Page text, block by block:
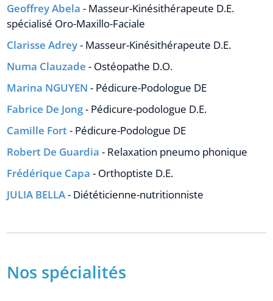
Geoffrey Abela- Masseur-Kinésithérapeute D.E.
spécialisé Oro-Maxillo-Faciale
Clarisse Adrey- Masseur-Kinésithérapeute D.E.
Numa Clauzade - Ostéopathe D.O.
Marina NGUYEN - Pédicure-Podologue DE
Fabrice De Jong- Pédicure-podologue D.E.
Camille Fort- Pédicure-Podologue DE
Robert De Guardia - Relaxation pneumo phonique
Frédérique Capa - Orthoptiste D.E.
JULIA BELLA- Diététicienne-nutritionniste
Nos spécialités